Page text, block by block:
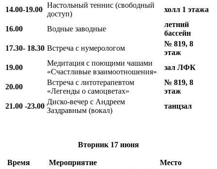
14.00-19.00
Настольный теннис (свободный
доступ)
холл 1 этажа
16.00 Водные заводные
летний
бассейн
17.30- 18.30 Встреча с нумерологом
№ 819, 8
этаж
19.00
Медитация с поющими чашами
«Счастливые взаимоотношения»
зал ЛФК
20.00
Встреча с литотерапевтом
«Легенды о самоцветах»
№ 819, 8
этаж
21.00 -23.00
Диско-вечер с Андреем
Заздравным (вокал)
танцзал
Вторник 17 июня
Время Мероприятие
Место